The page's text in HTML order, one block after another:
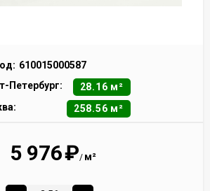
610015000587
Петербург:
28.16 м²
258.56 м²
5 976₽/ м²